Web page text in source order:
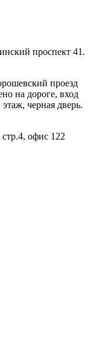
проспект 41.
проезд
на дороге, вход
черная дверь.
офис 122